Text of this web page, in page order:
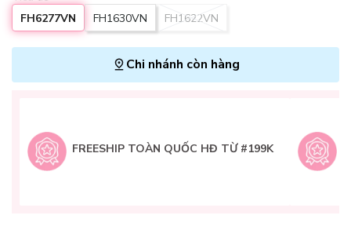
FH6277VN
FH1630VN FH1622VN
Chi nhánh còn hàng
FREESHIP TOÀN QUỐC HĐ TỪ #199K